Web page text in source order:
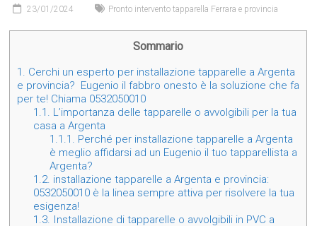
23/01/2024 Pronto intervento tapparella Ferrara e provincia
Sommario
1. Cerchi un esperto per installazione tapparelle a Argenta
e provincia? Eugenio il fabbro onesto è la soluzione che fa
per te! Chiama 0532050010
1.1. L’importanza delle tapparelle o avvolgibili per la tua
casa a Argenta
1.1.1. Perché per installazione tapparelle a Argenta
è meglio affidarsi ad un Eugenio il tuo tapparellista a
Argenta?
1.2. installazione tapparelle a Argenta e provincia:
0532050010 è la linea sempre attiva per risolvere la tua
esigenza!
1.3. Installazione di tapparelle o avvolgibili in PVC a